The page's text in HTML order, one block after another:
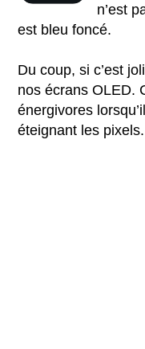
n’est
est bleu foncé.
Du coup, si c’est
nos écrans OLED.
énergivores
éteignant les pixels.